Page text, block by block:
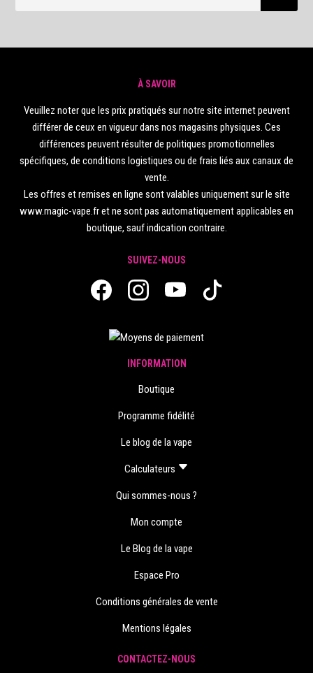
À SAVOIR
Veuillez noter que les prix pratiqués sur notre site internet peuvent
différer de ceux en vigueur dans nos magasins physiques. Ces
différences peuvent résulter de politiques promotionnelles
spécifiques, de conditions logistiques ou de frais liés aux canaux de
vente.
Les offres et remises en ligne sont valables uniquement sur le site
www.magic-vape.fr et ne sont pas automatiquement applicables en
boutique, sauf indication contraire.
SUIVEZ-NOUS
INFORMATION
Boutique
Programme fidélité
Le blog de la vape
Calculateurs
Qui sommes-nous ?
Mon compte
Le Blog de la vape
Espace Pro
Conditions générales de vente
Mentions légales
CONTACTEZ-NOUS